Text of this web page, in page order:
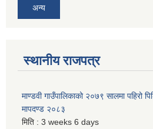
अन्य
स्थानीय राजपत्र
माण्डवी गाउँपालिकाको २०७९ सालमा पहिरो
मापदण्ड २०८३
मिति : 3 weeks 6 days